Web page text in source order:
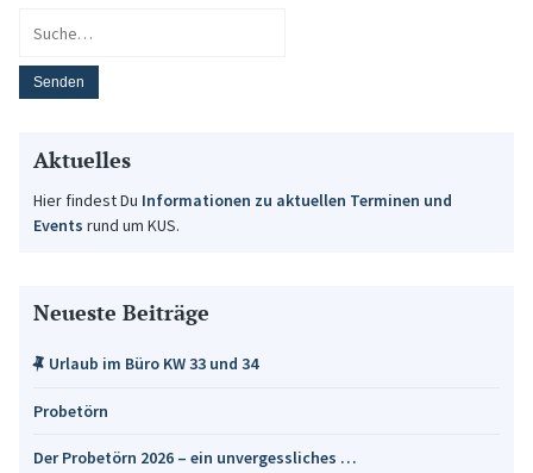
Aktuelles
Hier findest Du Informationen zu aktuellen Terminen und
Events rund um KUS.
Neueste Beiträge
Urlaub im Büro KW 33 und 34
Probetörn
Der Probetörn 2026 – ein unvergessliches …